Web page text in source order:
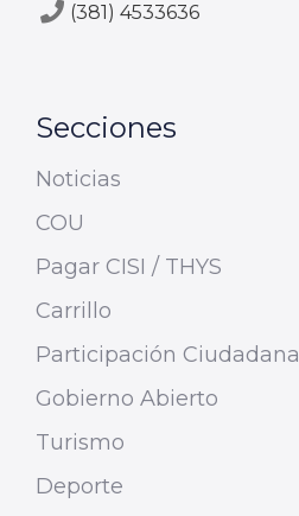
(381) 4533636
Secciones
Noticias
COU
Pagar CISI / THYS
Carrillo
Participación Ciudadana
Gobierno Abierto
Turismo
Deporte